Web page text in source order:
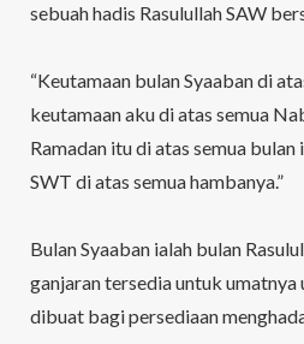
sebuah hadis Rasulullah SAW
“Keutamaan bulan Syaaban di
keutamaan aku di atas semua
Ramadan itu di atas semua
SWT di atas semua hambanya.”
Bulan Syaaban ialah bulan
ganjaran tersedia untuk umatnya
dibuat bagi persediaan